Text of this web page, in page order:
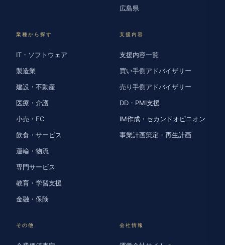
広島県
業種から探す
IT・ソフトウェア
製造業
建設・不動産
医療・介護
小売・EC
飲食・サービス
運輸・物流
専門サービス
教育・学習支援
金融・保険
支援内容
支援内容一覧
買い手側アドバイザリー
売り手側アドバイザリー
DD・PMI支援
IM作成・セカンドオピニオン
事業計画策定・再生計画
その他 会社情報